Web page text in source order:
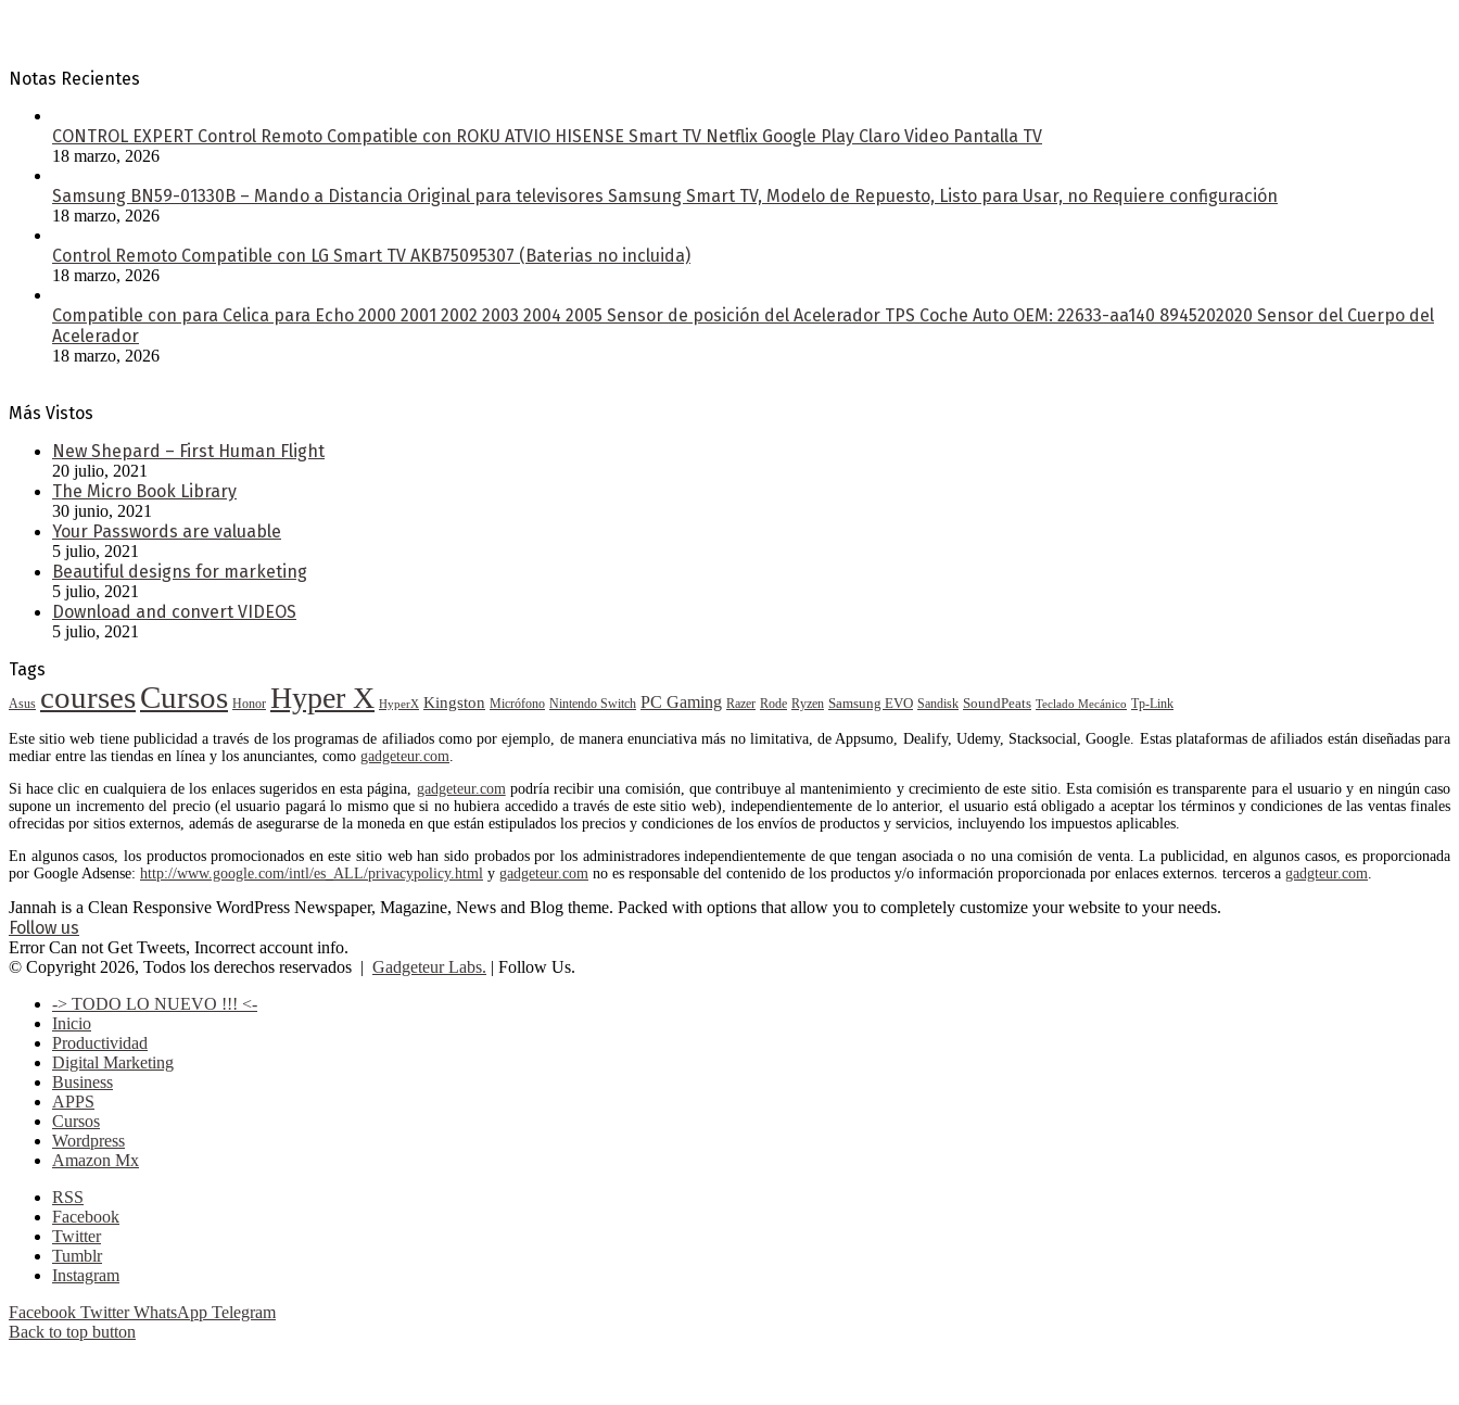
Notas Recientes
CONTROL EXPERT Control Remoto Compatible con ROKU ATVIO HISENSE Smart TV Netflix Google Play Claro Video Pantalla TV
18 marzo, 2026
Samsung BN59-01330B – Mando a Distancia Original para televisores Samsung Smart TV, Modelo de Repuesto, Listo para Usar, no Requiere configuración
18 marzo, 2026
Control Remoto Compatible con LG Smart TV AKB75095307 (Baterias no incluida)
18 marzo, 2026
Compatible con para Celica para Echo 2000 2001 2002 2003 2004 2005 Sensor de posición del Acelerador TPS Coche Auto OEM: 22633-aa140 8945202020 Sensor del Cuerpo del
Acelerador
18 marzo, 2026
Más Vistos
New Shepard – First Human Flight
20 julio, 2021
The Micro Book Library
30 junio, 2021
Your Passwords are valuable
5 julio, 2021
Beautiful designs for marketing
5 julio, 2021
Download and convert VIDEOS
5 julio, 2021
Tags
Asus coursesCursos Honor Hyper X HyperX Kingston Micrófono Nintendo Switch PC Gaming Razer Rode Ryzen Samsung EVO Sandisk SoundPeats Teclado Mecánico Tp-Link
Este sitio web tiene publicidad a través de los programas de afiliados como por ejemplo, de manera enunciativa más no limitativa, de Appsumo, Dealify, Udemy, Stacksocial, Google. Estas plataformas de afiliados están diseñadas para
mediar entre las tiendas en línea y los anunciantes, como gadgeteur.com.
Si hace clic en cualquiera de los enlaces sugeridos en esta página, gadgeteur.compodría recibir una comisión, que contribuye al mantenimiento y crecimiento de este sitio. Esta comisión es transparente para el usuario y en ningún caso
supone un incremento del precio (el usuario pagará lo mismo que si no hubiera accedido a través de este sitio web), independientemente de lo anterior, el usuario está obligado a aceptar los términos y condiciones de las ventas finales
ofrecidas por sitios externos, además de asegurarse de la moneda en que están estipulados los precios y condiciones de los envíos de productos y servicios, incluyendo los impuestos aplicables.
En algunos casos, los productos promocionados en este sitio web han sido probados por los administradores independientemente de que tengan asociada o no una comisión de venta. La publicidad, en algunos casos, es proporcionada
por Google Adsense: http://www.google.com/intl/es_ALL/privacypolicy.html y gadgeteur.com no es responsable del contenido de los productos y/o información proporcionada por enlaces externos. terceros a gadgteur.com.
Jannah is a Clean Responsive WordPress Newspaper, Magazine, News and Blog theme. Packed with options that allow you to completely customize your website to your needs.
Follow us
Error Can not Get Tweets, Incorrect account info.
© Copyright 2026, Todos los derechos reservados | Gadgeteur Labs. | Follow Us.
-> TODO LO NUEVO !!! <-
Inicio
Productividad
Digital Marketing
Business
APPS
Cursos
Wordpress
Amazon Mx
RSS
Facebook
Twitter
Tumblr
Instagram
Facebook Twitter WhatsApp Telegram
Back to top button